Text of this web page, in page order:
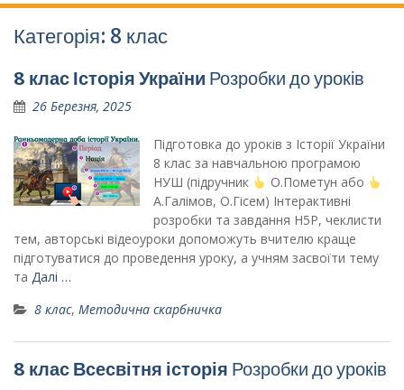
Категорія: 8 клас
8 клас Історія України Розробки до уроків
26 Березня, 2025
Підготовка до уроків з Історії України
8 клас за навчальною програмою
НУШ (підручник
О.Пометун або
А.Галімов, О.Гісем) Інтерактивні
розробки та завдання H5P, чеклисти
тем, авторські відеоуроки допоможуть вчителю краще
підготуватися до проведення уроку, а учням засвоїти тему
та Далі …
8 клас, Методична скарбничка
8 клас Всесвітня історія Розробки до уроків